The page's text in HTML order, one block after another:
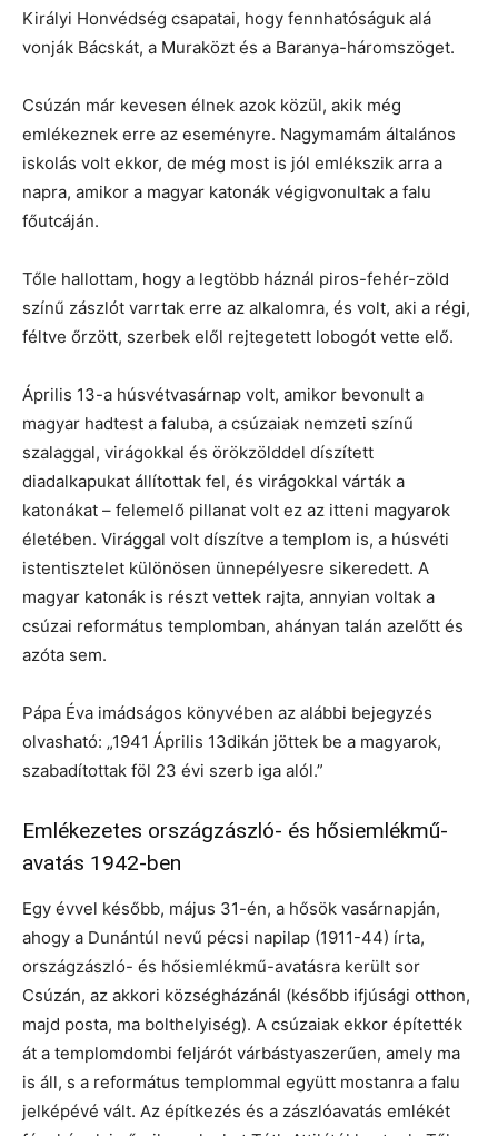
Királyi Honvédség csapatai, hogy fennhatóságuk alá
vonják Bácskát, a Muraközt és a Baranya-háromszöget.
Csúzán már kevesen élnek azok közül, akik még
emlékeznek erre az eseményre. Nagymamám általános
iskolás volt ekkor, de még most is jól emlékszik arra a
napra, amikor a magyar katonák végigvonultak a falu
főutcáján.
Tőle hallottam, hogy a legtöbb háznál piros-fehér-zöld
színű zászlót varrtak erre az alkalomra, és volt, aki a régi,
féltve őrzött, szerbek elől rejtegetett lobogót vette elő.
Április 13-a húsvétvasárnap volt, amikor bevonult a
magyar hadtest a faluba, a csúzaiak nemzeti színű
szalaggal, virágokkal és örökzölddel díszített
diadalkapukat állítottak fel, és virágokkal várták a
katonákat – felemelő pillanat volt ez az itteni magyarok
életében. Virággal volt díszítve a templom is, a húsvéti
istentisztelet különösen ünnepélyesre sikeredett. A
magyar katonák is részt vettek rajta, annyian voltak a
csúzai református templomban, ahányan talán azelőtt és
azóta sem.
Pápa Éva imádságos könyvében az alábbi bejegyzés
olvasható: „1941 Április 13dikán jöttek be a magyarok,
szabadítottak föl 23 évi szerb iga alól.”
Emlékezetes országzászló- és hősiemlékmű-
avatás 1942-ben
Egy évvel később, május 31-én, a hősök vasárnapján,
ahogy a Dunántúl nevű pécsi napilap (1911-44) írta,
országzászló- és hősiemlékmű-avatásra került sor
Csúzán, az akkori községházánál (később ifjúsági otthon,
majd posta, ma bolthelyiség). A csúzaiak ekkor építették
át a templomdombi feljárót várbástyaszerűen, amely ma
is áll, s a református templommal együtt mostanra a falu
jelképévé vált. Az építkezés és a zászlóavatás emlékét